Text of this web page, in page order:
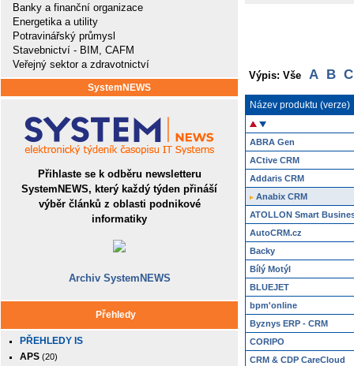
Banky a finanční organizace
Energetika a utility
Potravinářský průmysl
Stavebnictví - BIM, CAFM
Veřejný sektor a zdravotnictví
SystemNEWS
Přihlaste se k odběru newsletteru
SystemNEWS, který každý týden přináší
výběr článků z oblasti podnikové
informatiky
Archiv SystemNEWS
Přehledy
PŘEHLEDY IS
APS (20)
Výpis: Vše A B C
Název produktu (verze)
ABRA Gen
ACtive CRM
Addaris CRM
Anabix CRM
ATOLLON Smart
AutoCRM.cz
Backy
Bílý Motýl
BLUEJET
bpm'online
Byznys ERP - CRM
CORIPO
CRM & CDP CareCloud